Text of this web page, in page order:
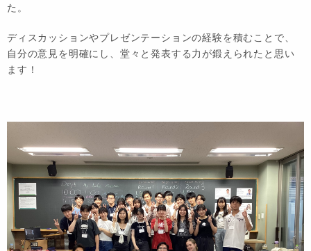
た。
ディスカッションやプレゼンテーションの経験を積むことで、
自分の意見を明確にし、堂々と発表する力が鍛えられたと思い
ます！